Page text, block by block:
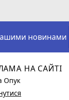
новинами
НА САЙТІ
Опук